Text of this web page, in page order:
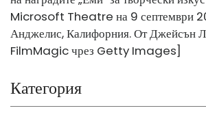
Microsoft Theatre на 9 септември
Анджелис, Калифорния. От Джейсън
FilmMagic чрез Getty Images]
Категория